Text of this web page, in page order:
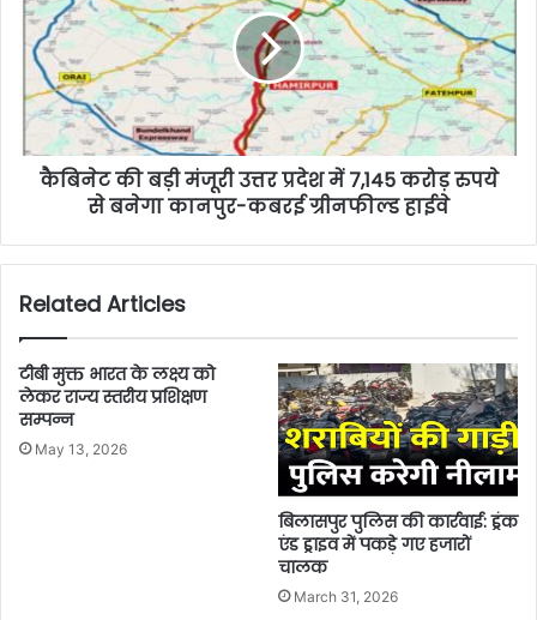
कैबिनेट की बड़ी मंजूरी उत्तर प्रदेश में 7,145 करोड़ रुपये
से बनेगा कानपुर-कबरई ग्रीनफील्ड हाईवे
Related Articles
टीबी मुक्त भारत के लक्ष्य को
लेकर राज्य स्तरीय प्रशिक्षण
सम्पन्न
May 13, 2026
बिलासपुर पुलिस की कार्रवाई: ड्रंक
एंड ड्राइव में पकड़े गए हजारों
चालक
March 31, 2026